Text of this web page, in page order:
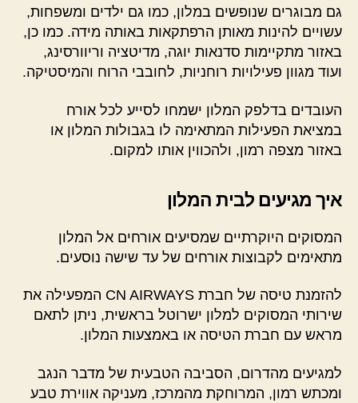
גם מבוגרים שנופשים במלון, כמו גם ילדים ומשפחות,
עשויים להינות מאותן הרפתקאות באותה מידה. כמו כן,
באזור מתקיימות סדנאות יוגה, מדיטציה וריוורסינג,
ועוד מגוון פעילויות רוחניות, לחובבי הרוח והמיסטיקה.
העובדים בדלפק המלון ישמחו לסייע לכל אורח
במציאת הפעילות המתאימה לו בגבולות המלון או
באזור מצפה רמון, ולהכווין אותו למקום.
איך מגיעים לבית המלון
המסוקים היוקרתיים שמסיעים אורחים אל המלון
מתאימים לקבוצות אורחים של עד שישה נוסעים.
להזמנת טיסה של חברת CN AIRWAYS המפעילה את
שירותי המסוקים למלון ישרוטל בראשית, ניתן לתאם
מראש עם חברת הטיסה או באמצעות המלון.
למגיעים מהדרום, הסביבה הטבעית של מדבר הנגב
ומכתש רמון, המרוחקת מהמרכז, מעניקה אווירת טבע